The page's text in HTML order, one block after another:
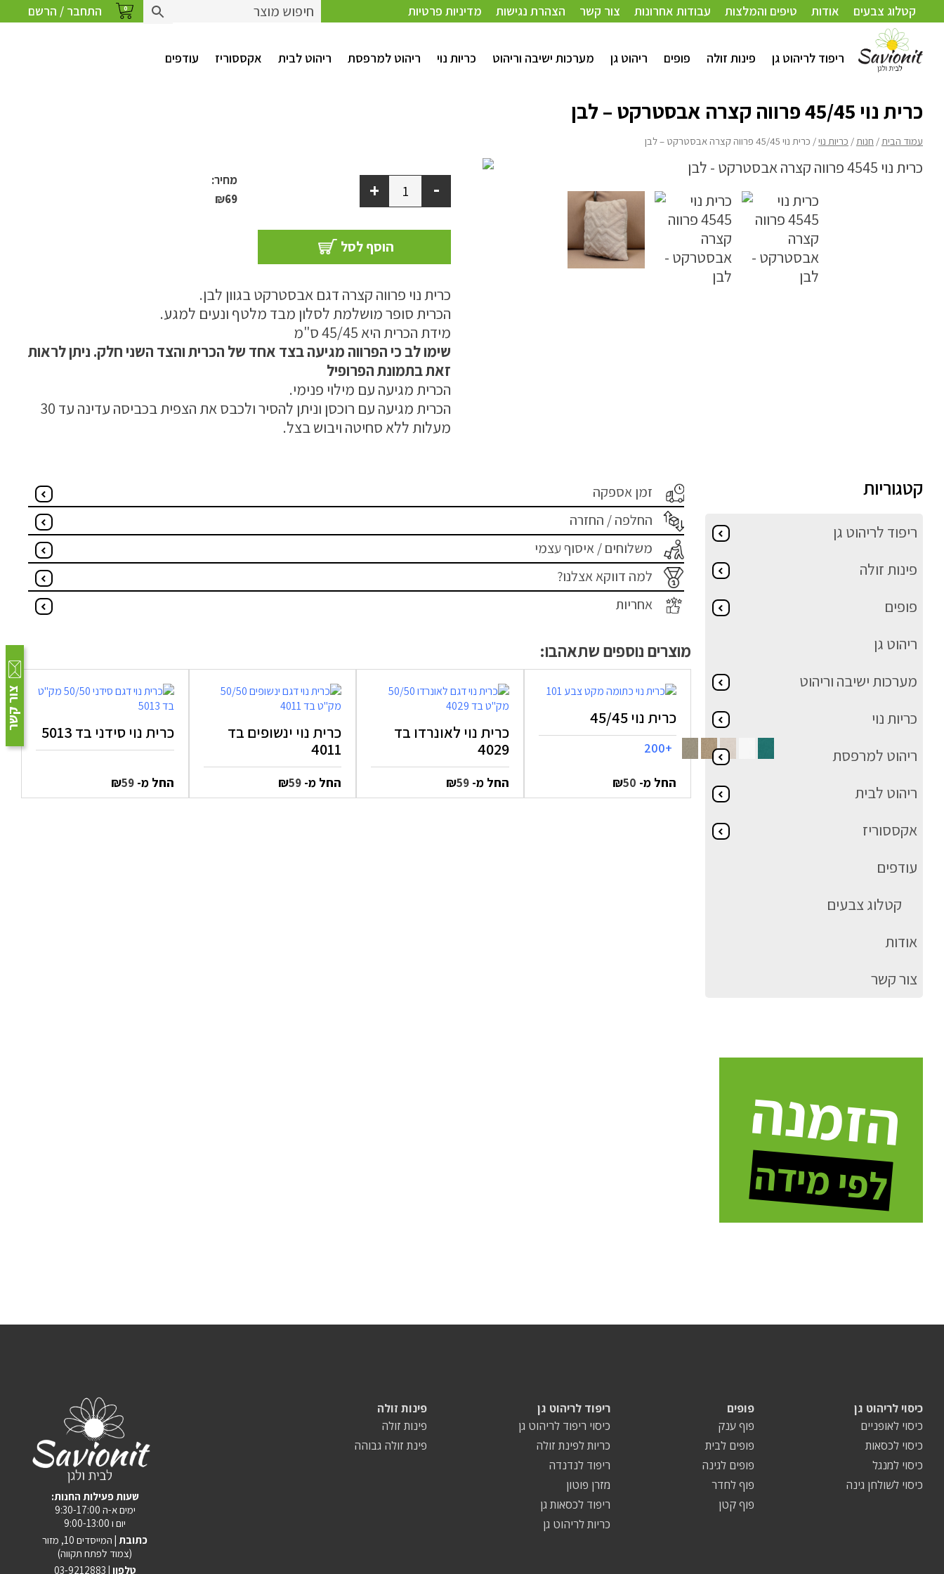
צור קשר
התחבר / הרשם 0 קטלוג צבעים אודות טיפים והמלצות עבודות אחרונות צור קשר הצהרת נגישות מדיניות פרטיות
ריפוד לריהוט גן פינות זולה פופים ריהוט גן מערכות ישיבה וריהוט כריות נוי ריהוט למרפסת ריהוט לבית אקססוריז עודפים
עמוד הבית/חנות/כריות נוי / כרית נוי 45/45 פרווה קצרה אבסטרקט – לבן
כרית נוי 45/45 פרווה קצרה אבסטרקט – לבן
עמוד הבית/ חנות/ כריות נוי/ כרית נוי 45/45 פרווה קצרה אבסטרקט – לבן
-
+
מחיר:
₪69
הוסף לסל
כרית נוי פרווה קצרה דגם אבסטרקט בגוון לבן.
הכרית סופר מושלמת לסלון מבד מלטף ונעים למגע.
מידת הכרית היא 45/45 ס"מ
שימו לב כי הפרווה מגיעה בצד אחד של הכרית והצד השני חלק. ניתן לראות
זאת בתמונת הפרופיל
הכרית מגיעה עם מילוי פנימי.
הכרית מגיעה עם רוכסן וניתן להסיר ולכבס את הצפית בכביסה עדינה עד 30
מעלות ללא סחיטה ויבוש בצל.
זמן אספקה
החלפה / החזרה
משלוחים / איסוף עצמי
למה דווקא אצלנו?
אחריות
מוצרים נוספים שתאהבו:
כרית נוי 45/45
+200
החל מ- ₪50
כרית נוי לאונרדו בד
4029
החל מ- ₪59
כרית נוי ינשופים בד
4011
החל מ- ₪59
כרית נוי סידני בד 5013
החל מ- ₪59
קטגוריות
ריפוד לריהוט גן
פינות זולה
פופים
ריהוט גן
מערכות ישיבה וריהוט
כריות נוי
ריהוט למרפסת
ריהוט לבית
אקססוריז
עודפים
קטלוג צבעים
אודות
צור קשר
הזמנה
לפי מידה
:שעות פעילות החנות
ימים א-ה 9:30-17:00
יום ו 9:00-13:00
כתובת | המייסדים 10, מזור
(צמוד לפתח תקווה)
טלפון | 03-9212883
פינות זולה
פינות זולה
פינת זולה גבוהה
ריפוד לריהוט גן
כיסוי ריפוד לריהוט גן
כריות לפינת זולה
ריפוד לנדנדה
מזרן פוטון
ריפוד לכסאות גן
כריות לריהוט גן
פופים
פוף ענק
פופים לבית
פופים לגינה
פוף לחדר
פוף קטן
כיסוי לריהוט גן
כיסוי לאופניים
כיסוי לכסאות
כיסוי למנגל
כיסוי לשולחן גינה